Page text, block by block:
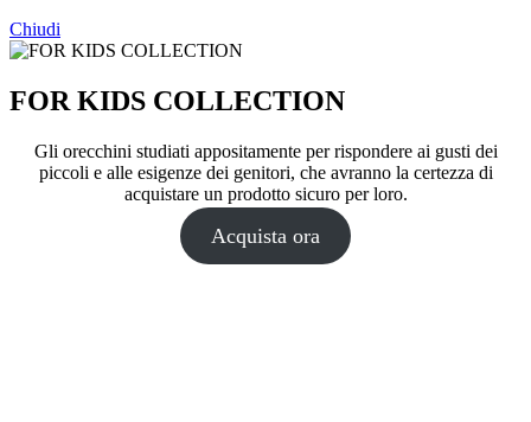
Chiudi
FOR KIDS COLLECTION
Gli orecchini studiati appositamente per rispondere ai gusti dei
piccoli e alle esigenze dei genitori, che avranno la certezza di
acquistare un prodotto sicuro per loro.
Acquista ora